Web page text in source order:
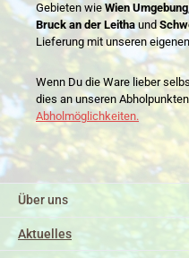
Gebieten wie Wien Umgebung
Bruck an der Leithaund
Lieferung mit unseren
Wenn Du die Ware lieber
dies an unseren
Abholmöglichkeiten.
Über uns
Aktuelles